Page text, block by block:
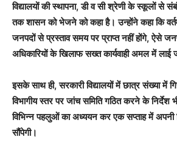
विद्यालयों की स्थापना, डी व सी श्रेणी के स्कूलों से
तक शासन को भेजने को कहा है। उन्होंने कहा कि
जनपदों से प्रस्ताव समय पर प्राप्त नहीं होंगे, ऐसे
अधिकारियों के खिलाफ सख्त कार्यवाही अमल में लाई
इसके साथ ही, सरकारी विद्यालयों में छात्र संख्या में
विभागीय स्तर पर जांच समिति गठित करने के निर्देश
विभिन्न पहलुओं का अध्ययन कर एक सप्ताह में अपनी
सौंपेगी।